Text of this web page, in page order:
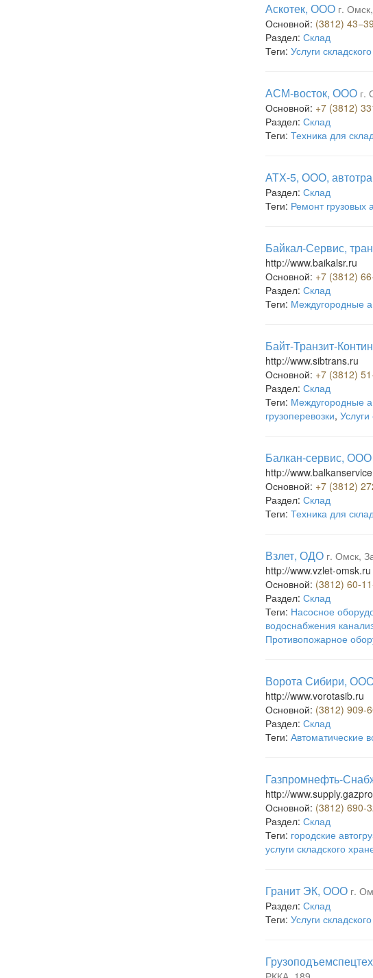
Аскотек, ООО г.
Основной: (3812)
Раздел: Склад
Теги: Услуги
АСМ-восток, ООО г.
Основной: +7 (3812)
Раздел: Склад
Теги: Техника для
АТХ-5, ООО,
Раздел: Склад
Теги: Ремонт грузовых
Байкал-Сервис,
http://www.baikalsr.ru
Основной: +7 (3812)
Раздел: Склад
Теги: Междугородные
Байт-Транзит-
http://www.sibtrans.ru
Основной: +7 (3812)
Раздел: Склад
Теги: Междугородные
грузоперевозки,
Балкан-сервис, ООО
http://
Основной: +7 (3812)
Раздел: Склад
Теги: Техника для
Взлет, ОДО г. Омск,
http://www.vzlet-omsk.ru
Основной: (3812) 60-
Раздел: Склад
Теги: Насосное
водоснабжения
Противопожарное
Ворота Сибири,
http://www.vorotasib.ru
Основной: (3812) 909-
Раздел: Склад
Теги: Автоматические
Газпромнефть-
http://
Основной: (3812) 690-
Раздел: Склад
Теги: городские
услуги складского
Гранит ЭК, ООО г.
Раздел: Склад
Теги: Услуги